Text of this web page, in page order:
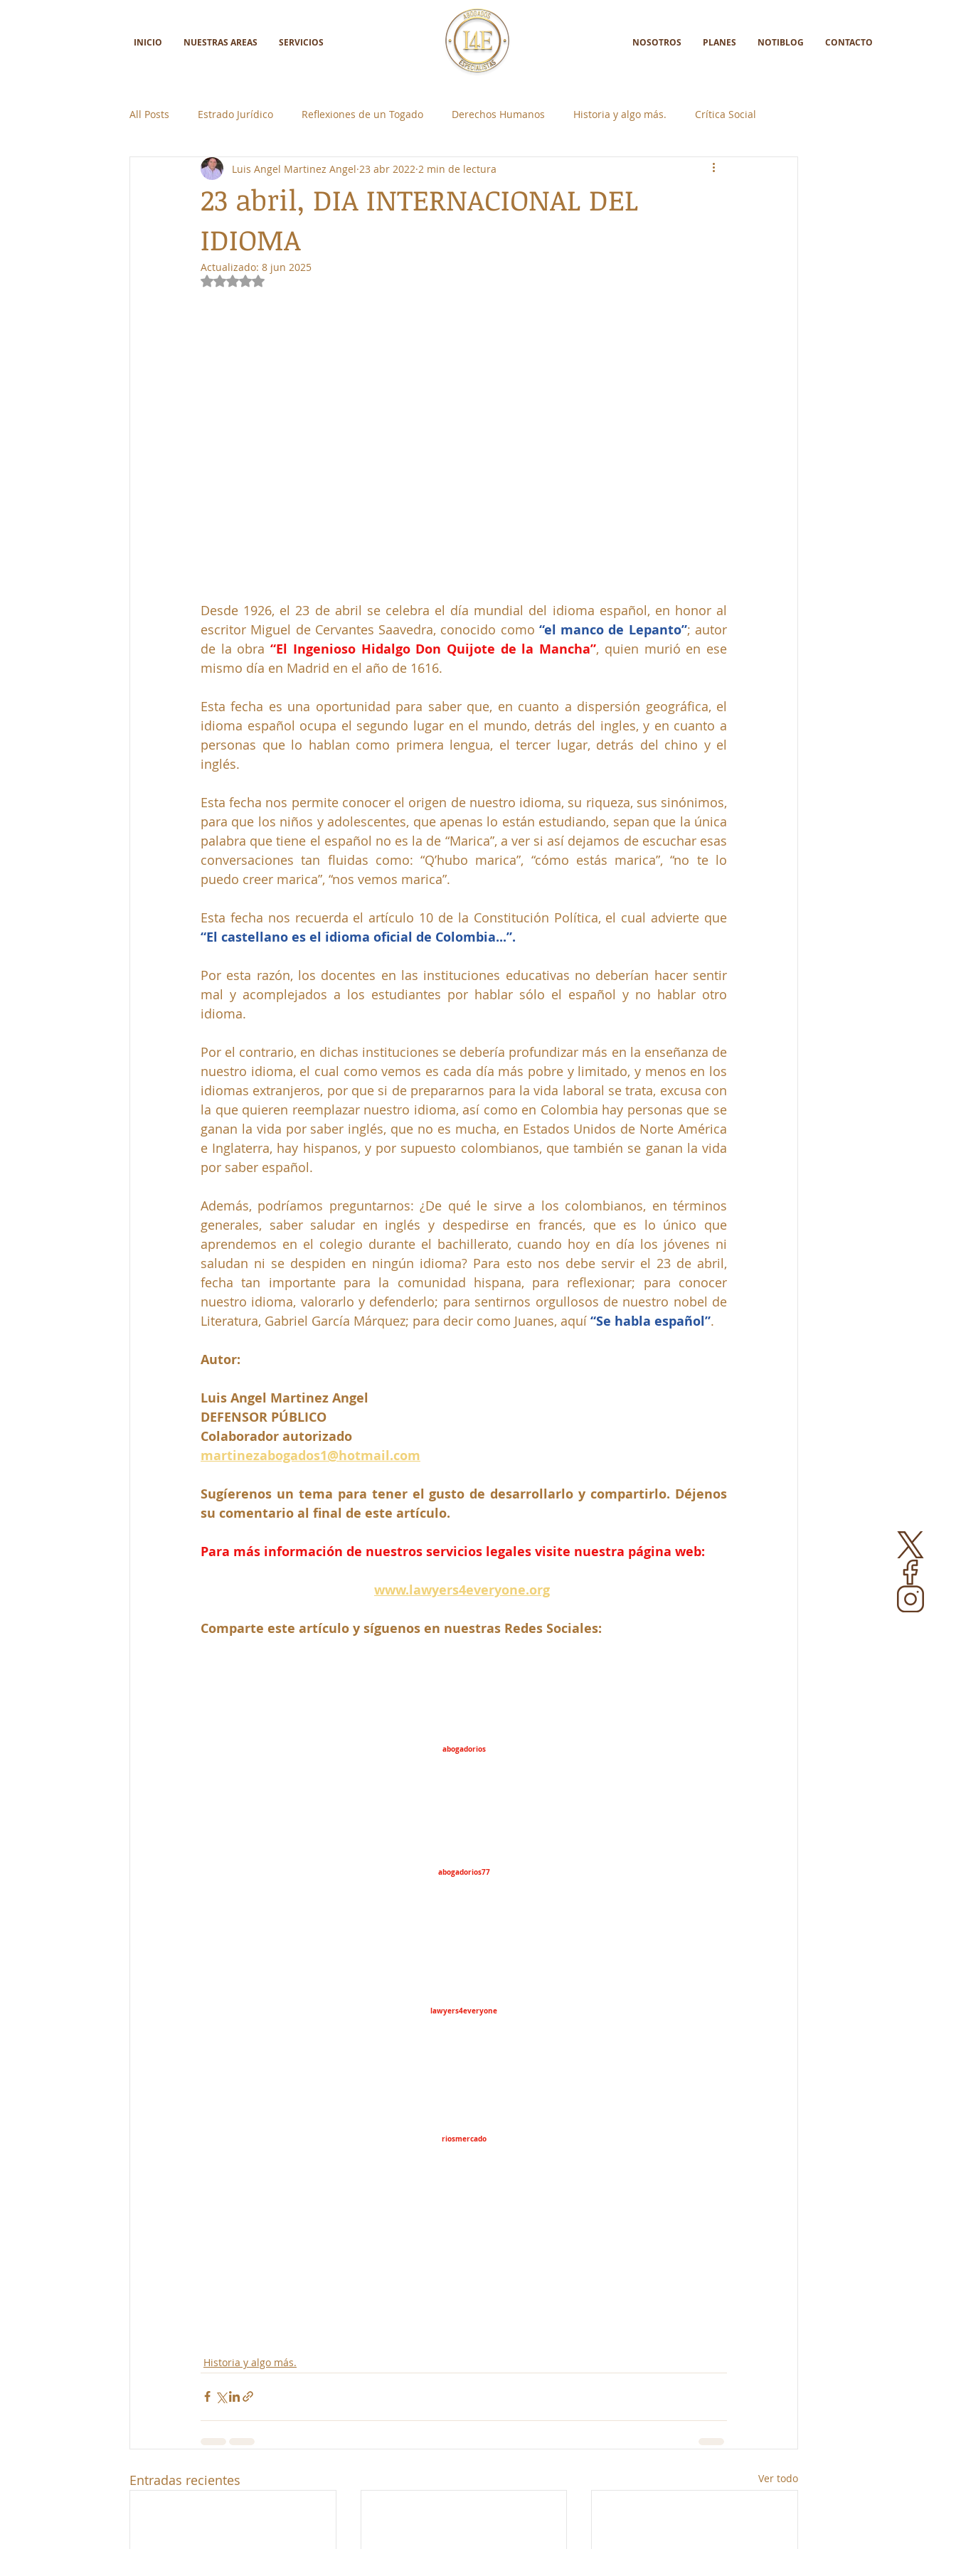
INICIO NUESTRAS AREAS SERVICIOS NOSOTROS PLANES NOTIBLOG CONTACTO
All Posts Estrado Jurídico Reflexiones de un Togado Derechos Humanos Historia y algo más. Crítica Social
Ciencia y tecnología Colabora con Nosotros Control Social Individual
23 abril, DIA INTERNACIONAL DEL
IDIOMA
Luis Angel Martinez Angel 23 abr 2022 2 min de lectura
Actualizado: 8 jun 2025
Obtuvo NaN de 5 estrellas.
Desde 1926, el 23 de abril se celebra el día mundial del idioma español, en honor al
escritor Miguel de Cervantes Saavedra, conocido como “el manco de Lepanto”; autor
de la obra “El Ingenioso Hidalgo Don Quijote de la Mancha”, quien murió en ese
mismo día en Madrid en el año de 1616.
Esta fecha es una oportunidad para saber que, en cuanto a dispersión geográfica, el
idioma español ocupa el segundo lugar en el mundo, detrás del ingles, y en cuanto a
personas que lo hablan como primera lengua, el tercer lugar, detrás del chino y el
inglés.
Esta fecha nos permite conocer el origen de nuestro idioma, su riqueza, sus sinónimos,
para que los niños y adolescentes, que apenas lo están estudiando, sepan que la única
palabra que tiene el español no es la de “Marica”, a ver si así dejamos de escuchar esas
conversaciones tan fluidas como: “Q’hubo marica”, “cómo estás marica”, “no te lo
puedo creer marica”, “nos vemos marica”.
“El castellano es el idioma oficial de Colombia...”.
Por esta razón, los docentes en las instituciones educativas no deberían hacer sentir
mal y acomplejados a los estudiantes por hablar sólo el español y no hablar otro
idioma.
Por el contrario, en dichas instituciones se debería profundizar más en la enseñanza de
nuestro idioma, el cual como vemos es cada día más pobre y limitado, y menos en los
idiomas extranjeros, por que si de prepararnos para la vida laboral se trata, excusa con
la que quieren reemplazar nuestro idioma, así como en Colombia hay personas que se
ganan la vida por saber inglés, que no es mucha, en Estados Unidos de Norte América
e Inglaterra, hay hispanos, y por supuesto colombianos, que también se ganan la vida
por saber español.
Además, podríamos preguntarnos: ¿De qué le sirve a los colombianos, en términos
generales, saber saludar en inglés y despedirse en francés, que es lo único que
aprendemos en el colegio durante el bachillerato, cuando hoy en día los jóvenes ni
saludan ni se despiden en ningún idioma? Para esto nos debe servir el 23 de abril,
fecha tan importante para la comunidad hispana, para reflexionar; para conocer
nuestro idioma, valorarlo y defenderlo; para sentirnos orgullosos de nuestro nobel de
Literatura, Gabriel García Márquez; para decir como Juanes, aquí “Se habla español”.
Autor:
Luis Angel Martinez Angel
DEFENSOR PÚBLICO
Colaborador autorizado
martinezabogados1@hotmail.com
Sugíerenos un tema para tener el gusto de desarrollarlo y compartirlo. Déjenos
su comentario al final de este artículo.
Para más información de nuestros servicios legales visite nuestra página web:
www.lawyers4everyone.org
Comparte este artículo y síguenos en nuestras Redes Sociales:
abogadorios
abogadorios77
lawyers4everyone
riosmercado
Historia y algo más.
Entradas recientes Ver todo